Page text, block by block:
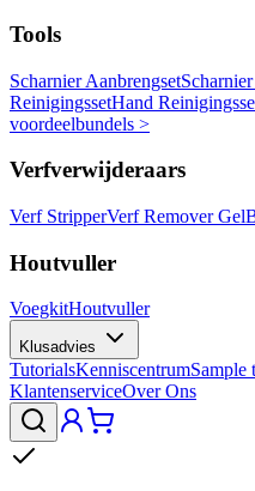
Tools
Scharnier Aanbrengset
ReinigingssetHand
voordeelbundels >
Verfverwijderaars
Verf StripperVerf Remover Gel
Houtvuller
VoegkitHoutvuller
Klusadvies
TutorialsKenniscentrumSample
KlantenserviceOver Ons